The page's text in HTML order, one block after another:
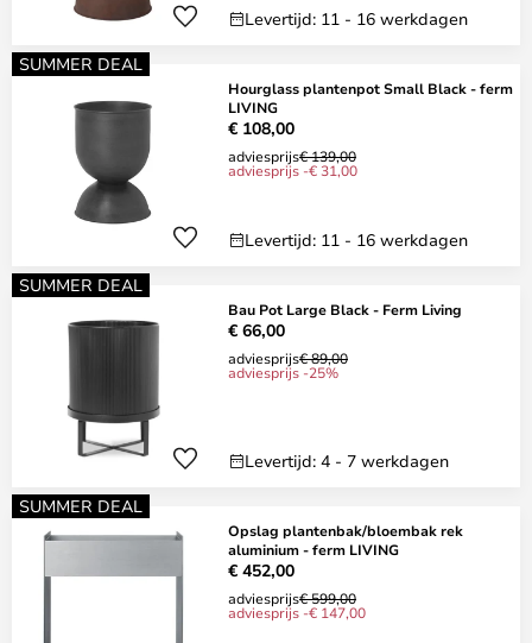
Levertijd: 11 - 16 werkdagen
SUMMER DEAL
Hourglass plantenpot Small Black - ferm
LIVING
€ 108,00
adviesprijs€ 139,00
adviesprijs -€ 31,00
Levertijd: 11 - 16 werkdagen
SUMMER DEAL
Bau Pot Large Black - Ferm Living
€ 66,00
adviesprijs€ 89,00
adviesprijs -25%
Levertijd: 4 - 7 werkdagen
SUMMER DEAL
Opslag plantenbak/bloembak rek
aluminium - ferm LIVING
€ 452,00
adviesprijs€ 599,00
adviesprijs -€ 147,00